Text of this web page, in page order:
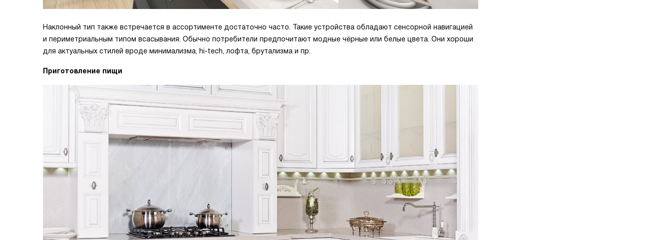
Наклонный тип также встречается в ассортименте достаточно часто. Такие устройства обладают сенсорной навигацией
и периметриальным типом всасывания. Обычно потребители предпочитают модные чёрные или белые цвета. Они хороши
для актуальных стилей вроде минимализма, hi-tech, лофта, брутализма и пр.
Приготовление пищи